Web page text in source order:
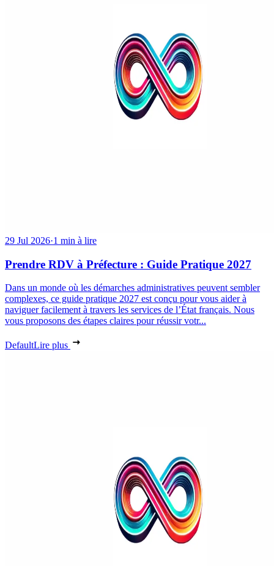
29 Jul 2026·1 min à lire
Prendre RDV à Préfecture : Guide Pratique 2027
Dans un monde où les démarches administratives peuvent sembler
complexes, ce guide pratique 2027 est conçu pour vous aider à
naviguer facilement à travers les services de l’État français. Nous
vous proposons des étapes claires pour réussir votr...
DefaultLire plus